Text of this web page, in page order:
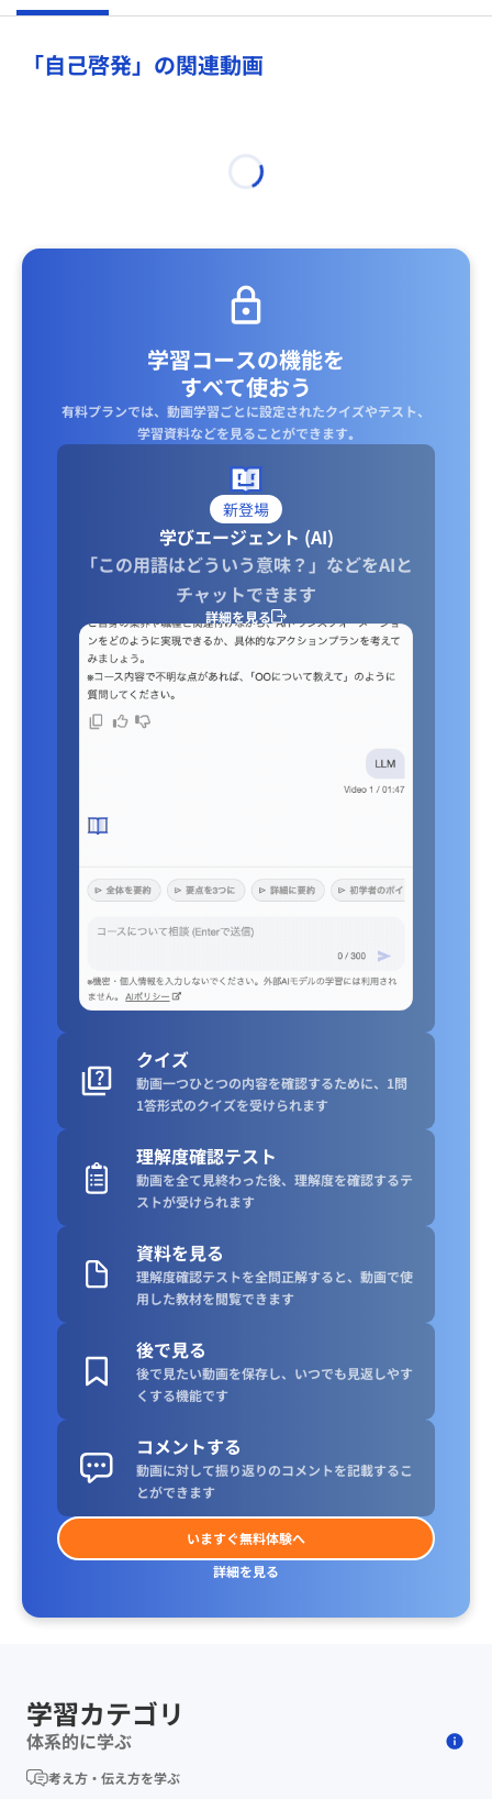
「自己啓発」の関連動画
学習コースの機能を
すべて使おう
有料プランでは、動画学習ごとに設定されたクイズやテスト、
学習資料などを見ることができます｡
新登場
学びエージェント (AI)
「この用語はどういう意味？」などをAIと
チャットできます
詳細を見る
クイズ
動画一つひとつの内容を確認するために、1問
1答形式のクイズを受けられます
理解度確認テスト
動画を全て見終わった後、理解度を確認するテ
ストが受けられます
資料を見る
理解度確認テストを全問正解すると、動画で使
用した教材を閲覧できます
後で見る
後で見たい動画を保存し、いつでも見返しやす
くする機能です
コメントする
動画に対して振り返りのコメントを記載するこ
とができます
いますぐ無料体験へ
詳細を見る
学習カテゴリ
体系的に学ぶ
考え方・伝え方を学ぶ